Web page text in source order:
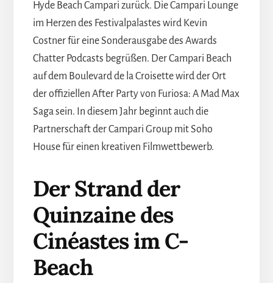
Hyde Beach Campari zurück. Die Campari Lounge
im Herzen des Festivalpalastes wird Kevin
Costner für eine Sonderausgabe des Awards
Chatter Podcasts begrüßen. Der Campari Beach
auf dem Boulevard de la Croisette wird der Ort
der offiziellen After Party von Furiosa: A Mad Max
Saga sein. In diesem Jahr beginnt auch die
Partnerschaft der Campari Group mit Soho
House für einen kreativen Filmwettbewerb.
Der Strand der
Quinzaine des
Cinéastes im C-
Beach